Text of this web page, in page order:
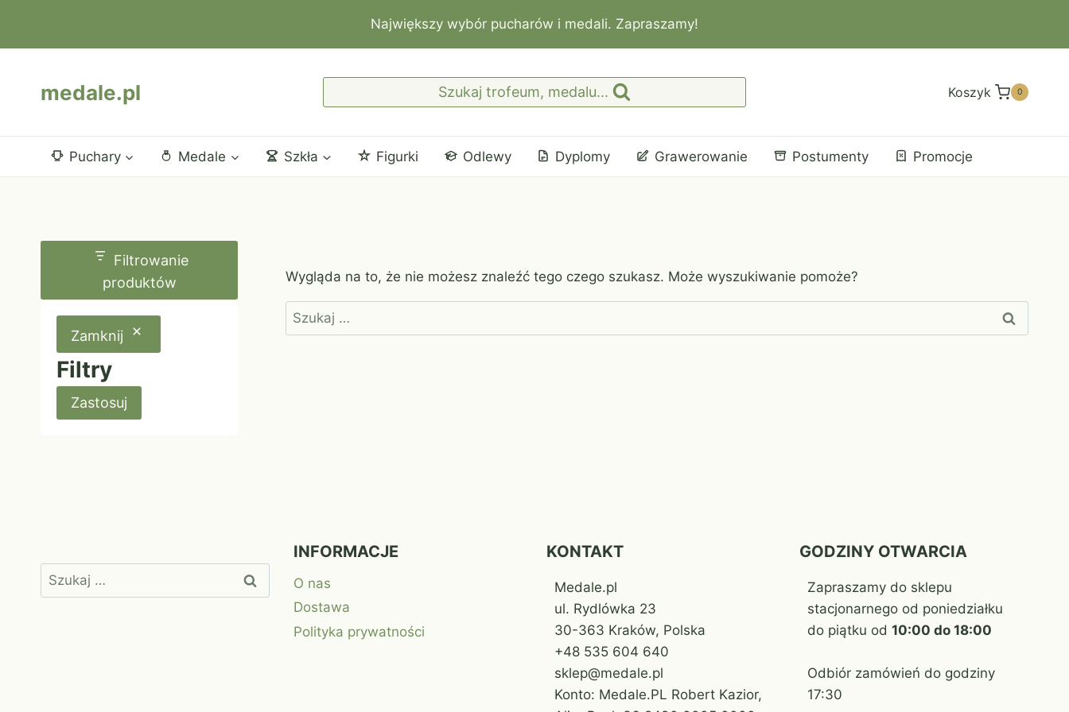
treści
Największy wybór pucharów i medali. Zapraszamy!
medale.pl Szukaj trofeum, medalu... Koszyk 0
Puchary Medale Szkła Figurki Odlewy Dyplomy Grawerowanie Postumenty Promocje
Wygląda na to, że nie możesz znaleźć tego czego szukasz. Może wyszukiwanie pomoże?
Szukaj:
Filtrowanie
produktów
Zamknij
Filtry
Zastosuj
Szukaj:
INFORMACJE
O nas
Dostawa
Polityka prywatności
KONTAKT
Medale.pl
ul. Rydlówka 23
30-363 Kraków, Polska
+48 535 604 640
sklep@medale.pl
Konto: Medale.PL Robert Kazior,
GODZINY OTWARCIA
Zapraszamy do sklepu
stacjonarnego od poniedziałku
do piątku od 10:00 do 18:00
Odbiór zamówień do godziny
17:30